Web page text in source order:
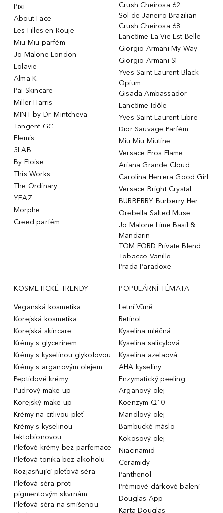
Pixi
About-Face
Les Filles en Rouje
Miu Miu parfém
Jo Malone London
Lolavie
Alma K
Pai Skincare
Miller Harris
MINT by Dr. Mintcheva
Tangent GC
Elemis
3LAB
By Eloise
This Works
The Ordinary
YEAZ
Morphe
Creed parfém
Crush Cheirosa 62
Sol de Janeiro Brazilian
Crush Cheirosa 68
Lancôme La Vie Est Belle
Giorgio Armani My Way
Giorgio Armani Sì
Yves Saint Laurent Black
Opium
Gisada Ambassador
Lancôme Idôle
Yves Saint Laurent Libre
Dior Sauvage Parfém
Miu Miu Miutine
Versace Eros Flame
Ariana Grande Cloud
Carolina Herrera Good Girl
Versace Bright Crystal
BURBERRY Burberry Her
Orebella Salted Muse
Jo Malone Lime Basil &
Mandarin
TOM FORD Private Blend
Tobacco Vanille
Prada Paradoxe
KOSMETICKÉ TRENDY
Veganská kosmetika
Korejská kosmetika
Korejská skincare
Krémy s glycerinem
Krémy s kyselinou glykolovou
Krémy s arganovým olejem
Peptidové krémy
Pudrový make-up
Korejský make up
Krémy na citlivou pleť
Krémy s kyselinou
laktobionovou
Pleťové krémy bez parfemace
Pleťová tonika bez alkoholu
Rozjasňující pleťová séra
Pleťová séra proti
pigmentovým skvrnám
Pleťová séra na smíšenou
POPULÁRNÍ TÉMATA
Letní Vůně
Retinol
Kyselina mléčná
Kyselina salicylová
Kyselina azelaová
AHA kyseliny
Enzymatický peeling
Arganový olej
Koenzym Q10
Mandlový olej
Bambucké máslo
Kokosový olej
Niacinamid
Ceramidy
Panthenol
Prémiové dárkové balení
Douglas App
Karta Douglas